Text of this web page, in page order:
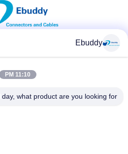
تماس
Ebuddy
11:10 PM
what product are you looking for?